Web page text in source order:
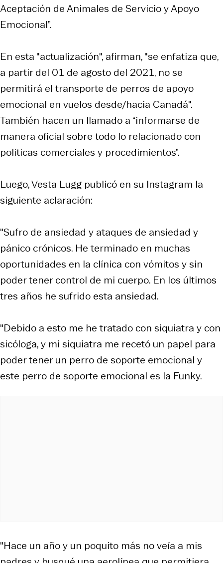
Aceptación de Animales de Servicio y Apoyo
Emocional”.
En esta "actualización", afirman, "se enfatiza que,
a partir del 01 de agosto del 2021, no se
permitirá el transporte de perros de apoyo
emocional en vuelos desde/hacia Canadá".
También hacen un llamado a “informarse de
manera oficial sobre todo lo relacionado con
políticas comerciales y procedimientos”.
Luego, Vesta Lugg publicó en su Instagram la
siguiente aclaración:
"Sufro de ansiedad y ataques de ansiedad y
pánico crónicos. He terminado en muchas
oportunidades en la clínica con vómitos y sin
poder tener control de mi cuerpo. En los últimos
tres años he sufrido esta ansiedad.
"Debido a esto me he tratado con siquiatra y con
sicóloga, y mi siquiatra me recetó un papel para
poder tener un perro de soporte emocional y
este perro de soporte emocional es la Funky.
"Hace un año y un poquito más no veía a mis